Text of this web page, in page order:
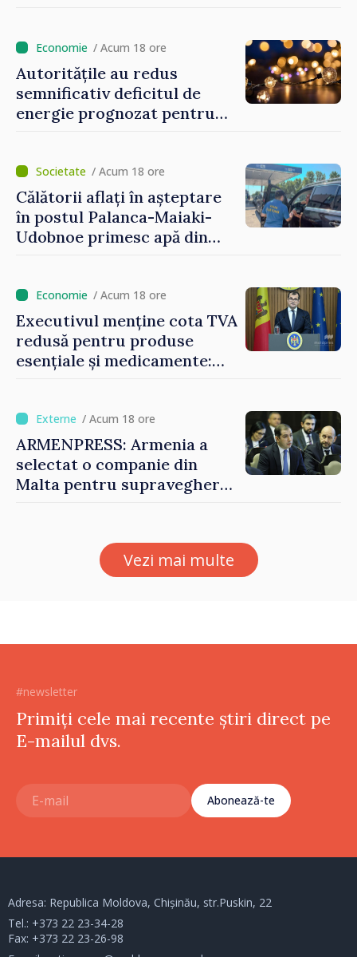
/ Acum 18 ore
Autoritățile au redus
semnificativ deficitul de
energie prognozat pentru
/ Acum 18 ore
Călătorii aflați în așteptare
în postul Palanca-Maiaki-
Udobnoe primesc apă din
/ Acum 18 ore
Executivul menține cota TVA
redusă pentru produse
esențiale și medicamente:
bază al oamenilor”
/ Acum 18 ore
ARMENPRESS: Armenia a
selectat o companie din
Malta pentru supravegherea
Vezi mai multe
#newsletter
Primiți cele mai recente știri direct pe
E-mailul dvs.
Abonează-te
Adresa: Republica Moldova, Chișinău, str.Puskin, 22
Tel.: +373 22 23-34-28
Fax: +373 22 23-26-98